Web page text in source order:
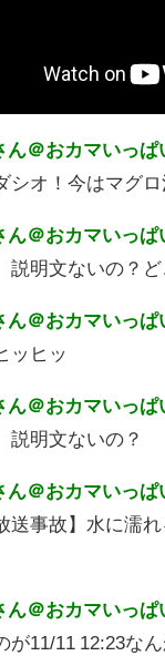
ん＠おカマいっぱ
シオ！今はマグ
ん＠おカマいっぱ
明文ないの？ど
ん＠おカマいっぱ
ッヒッ
ん＠おカマいっぱ
明文ないの？
ん＠おカマいっぱ
送事故】水に濡
ん＠おカマいっぱ
が11/11 12:23な